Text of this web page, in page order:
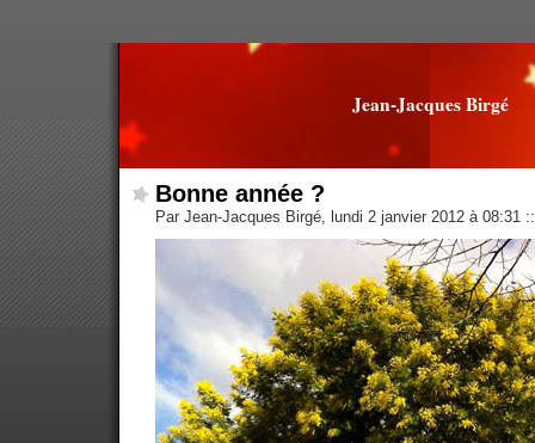
Jean-Jacques Birgé
Bonne année ?
Par Jean-Jacques Birgé, lundi 2 janvier 2012 à 08:31 ::